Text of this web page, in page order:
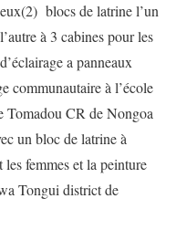
blocs de latrine l’un
à 3 cabines pour les
a panneaux
communautaire à l’école
CR de Nongoa
un bloc de latrine à
femmes et la peinture
Tongui district de